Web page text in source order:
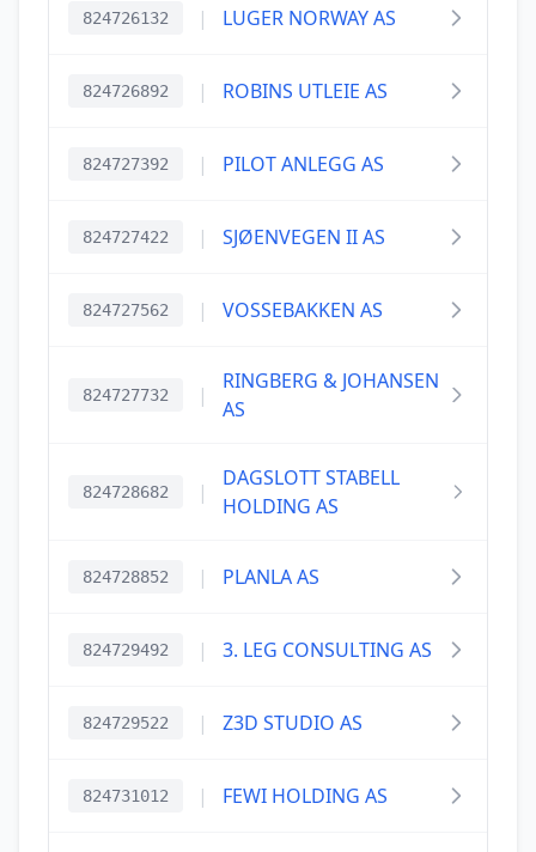
824726132 | LUGER NORWAY AS
824726892 | ROBINS UTLEIE AS
824727392 | PILOT ANLEGG AS
824727422 | SJØENVEGEN II AS
824727562 | VOSSEBAKKEN AS
824727732 |
RINGBERG & JOHANSEN
AS
824728682 |
DAGSLOTT STABELL
HOLDING AS
824728852 | PLANLA AS
824729492 | 3. LEG CONSULTING AS
824729522 | Z3D STUDIO AS
824731012 | FEWI HOLDING AS